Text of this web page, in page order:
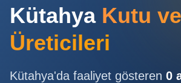
Giriş
Yap
Kayıt
Ol
Kütahya Kutu
Üreticileri
Kütahya'da faaliyet gösteren 0